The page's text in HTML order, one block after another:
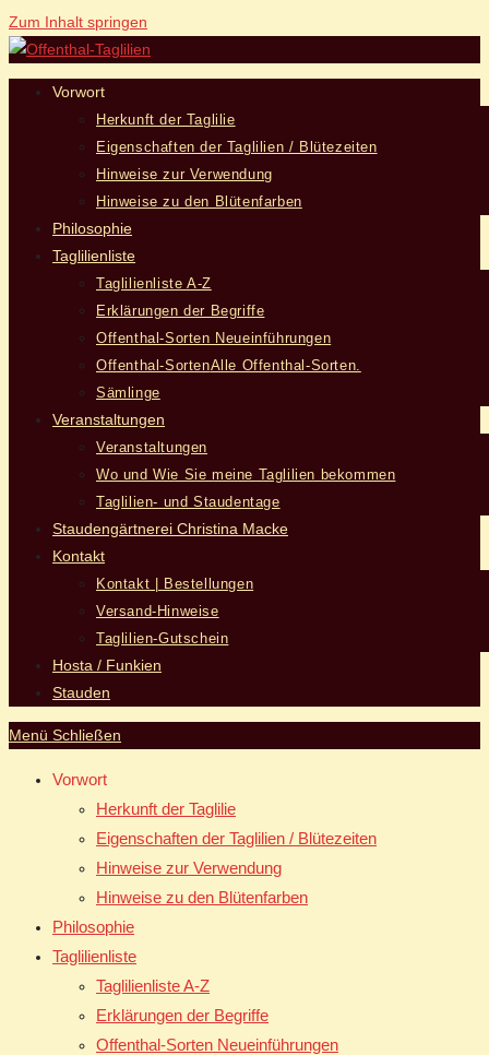
Zum Inhalt springen
Vorwort
Herkunft der Taglilie
Eigenschaften der Taglilien / Blütezeiten
Hinweise zur Verwendung
Hinweise zu den Blütenfarben
Philosophie
Taglilienliste
Taglilienliste A-Z
Erklärungen der Begriffe
Offenthal-Sorten Neueinführungen
Offenthal-SortenAlle Offenthal-Sorten.
Sämlinge
Veranstaltungen
Veranstaltungen
Wo und Wie Sie meine Taglilien bekommen
Taglilien- und Staudentage
Staudengärtnerei Christina Macke
Kontakt
Kontakt | Bestellungen
Versand-Hinweise
Taglilien-Gutschein
Hosta / Funkien
Stauden
Menü Schließen
Vorwort
Herkunft der Taglilie
Eigenschaften der Taglilien / Blütezeiten
Hinweise zur Verwendung
Hinweise zu den Blütenfarben
Philosophie
Taglilienliste
Taglilienliste A-Z
Erklärungen der Begriffe
Offenthal-Sorten Neueinführungen